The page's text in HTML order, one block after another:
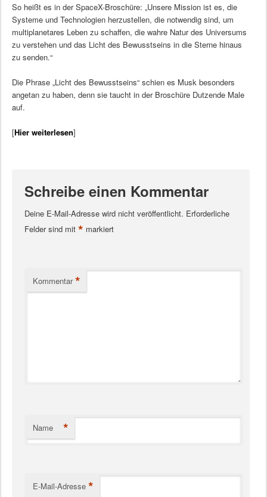
So heißt es in der SpaceX-Broschüre: „Unsere Mission ist es, die
Systeme und Technologien herzustellen, die notwendig sind, um
multiplanetares Leben zu schaffen, die wahre Natur des Universums
zu verstehen und das Licht des Bewusstseins in die Sterne hinaus
zu senden.“
Die Phrase „Licht des Bewusstseins“ schien es Musk besonders
angetan zu haben, denn sie taucht in der Broschüre Dutzende Male
auf.
[Hier weiterlesen]
Schreibe einen Kommentar
Deine E-Mail-Adresse wird nicht veröffentlicht. Erforderliche
Felder sind mit * markiert
Kommentar *
Name *
E-Mail-Adresse *